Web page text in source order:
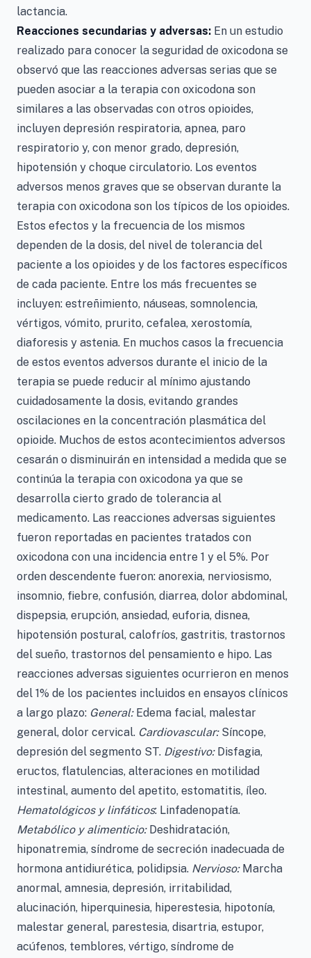
lactancia.
Reacciones secundarias y adversas: En un estudio
realizado para conocer la seguridad de oxicodona se
observó que las reacciones adversas serias que se
pueden asociar a la terapia con oxicodona son
similares a las observadas con otros opioides,
incluyen depresión respiratoria, apnea, paro
respiratorio y, con menor grado, depresión,
hipotensión y choque circulatorio. Los eventos
adversos menos graves que se observan durante la
terapia con oxicodona son los típicos de los opioides.
Estos efectos y la frecuencia de los mismos
dependen de la dosis, del nivel de tolerancia del
paciente a los opioides y de los factores específicos
de cada paciente. Entre los más frecuentes se
incluyen: estreñimiento, náuseas, somnolencia,
vértigos, vómito, prurito, cefalea, xerostomía,
diaforesis y astenia. En muchos casos la frecuencia
de estos eventos adversos durante el inicio de la
terapia se puede reducir al mínimo ajustando
cuidadosamente la dosis, evitando grandes
oscilaciones en la concentración plasmática del
opioide. Muchos de estos acontecimientos adversos
cesarán o disminuirán en intensidad a medida que se
continúa la terapia con oxicodona ya que se
desarrolla cierto grado de tolerancia al
medicamento. Las reacciones adversas siguientes
fueron reportadas en pacientes tratados con
oxicodona con una incidencia entre 1 y el 5%. Por
orden descendente fueron: anorexia, nerviosismo,
insomnio, fiebre, confusión, diarrea, dolor abdominal,
dispepsia, erupción, ansiedad, euforia, disnea,
hipotensión postural, calofríos, gastritis, trastornos
del sueño, trastornos del pensamiento e hipo. Las
reacciones adversas siguientes ocurrieron en menos
del 1% de los pacientes incluidos en ensayos clínicos
a largo plazo: General:Edema facial, malestar
general, dolor cervical. Cardiovascular:Síncope,
depresión del segmento ST. Digestivo:Disfagia,
eructos, flatulencias, alteraciones en motilidad
intestinal, aumento del apetito, estomatitis, íleo.
Hematológicos y linfáticos: Linfadenopatía.
Metabólico y alimenticio:Deshidratación,
hiponatremia, síndrome de secreción inadecuada de
hormona antidiurética, polidipsia. Nervioso:Marcha
anormal, amnesia, depresión, irritabilidad,
alucinación, hiperquinesia, hiperestesia, hipotonía,
malestar general, parestesia, disartria, estupor,
acúfenos, temblores, vértigo, síndrome de